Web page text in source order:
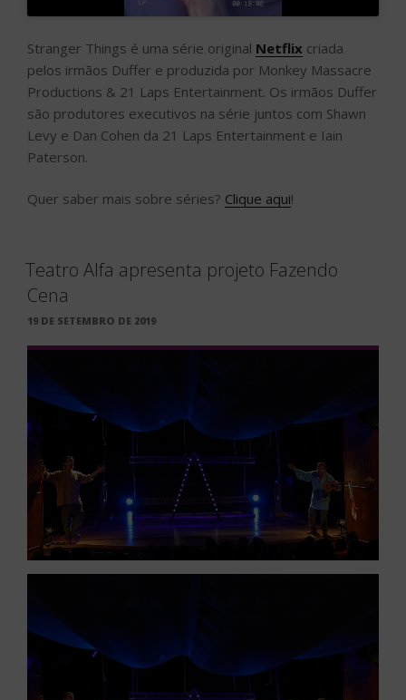
Teatro Alfa apresenta projeto Fazendo
Cena
PUBLICADO
EM
19 DE SETEMBRO DE 2019